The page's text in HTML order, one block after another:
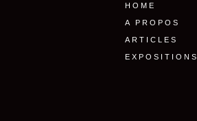
HOME
A PROPOS
ARTICLES
EXPOSITIONS